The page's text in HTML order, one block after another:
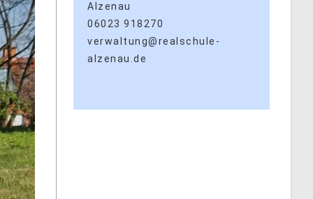
Alzenau
06023 918270
verwaltung@realschule-
alzenau.de